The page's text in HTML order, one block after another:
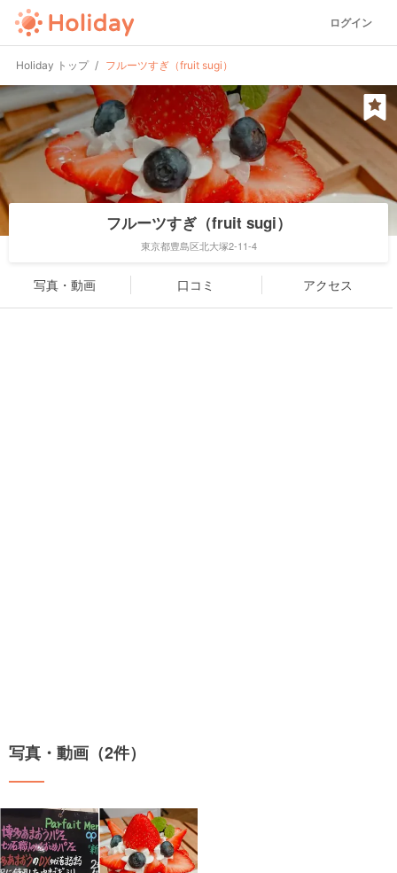
ログイン
Holiday トップ フルーツすぎ（fruit sugi）
フルーツすぎ（fruit sugi）
東京都豊島区北大塚2-11-4
写真・動画 口コミ アクセス
写真・動画（2件）